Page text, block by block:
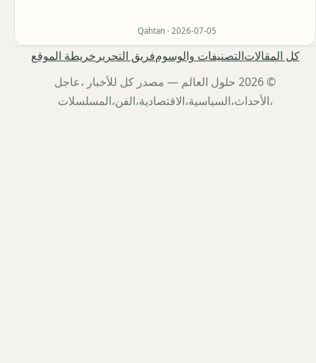
Qahtan · 2026-07-05
كل المقالاتالتصنيفات والوسومفريق التحرير خريطة الموقع
© 2026 حلول العالم — مصدر كل للأخبار ،عاجل
،الأحداث،السياسية،الاقتصادية،الفن،المسلسلات